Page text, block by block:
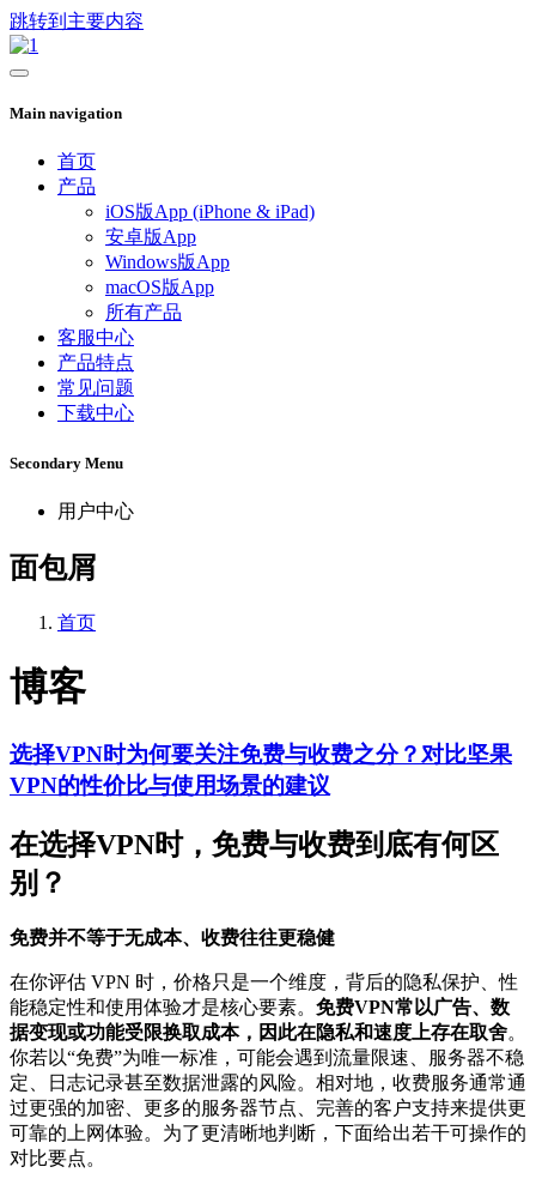
跳转到主要内容
Main navigation
首页
产品
iOS版App (iPhone & iPad)
安卓版App
Windows版App
macOS版App
所有产品
客服中心
产品特点
常见问题
下载中心
Secondary Menu
用户中心
面包屑
首页
博客
选择VPN时为何要关注免费与收费之分？对比坚果
VPN的性价比与使用场景的建议
在选择VPN时，免费与收费到底有何区
别？
免费并不等于无成本、收费往往更稳健
在你评估 VPN 时，价格只是一个维度，背后的隐私保护、性
能稳定性和使用体验才是核心要素。 免费VPN常以广告、数
据变现或功能受限换取成本，因此在隐私和速度上存在取舍。
你若以“免费”为唯一标准，可能会遇到流量限速、服务器不稳
定、日志记录甚至数据泄露的风险。相对地，收费服务通常通
过更强的加密、更多的服务器节点、完善的客户支持来提供更
可靠的上网体验。为了更清晰地判断，下面给出若干可操作的
对比要点。